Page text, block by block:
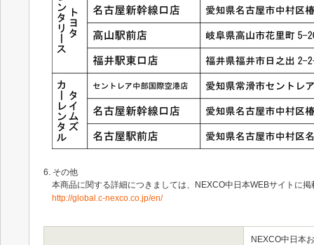
6. その他
本商品に関する詳細につきましては、NEXCO中日本WEBサイトに掲
http://global.c-nexco.co.jp/en/
NEXCO中日本